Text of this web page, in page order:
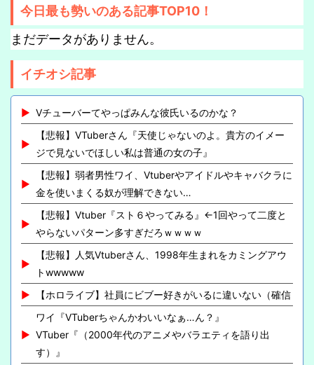
今日最も勢いのある記事TOP10！
まだデータがありません。
イチオシ記事
Vチューバーてやっぱみんな彼氏いるのかな？
【悲報】VTuberさん『天使じゃないのよ。貴方のイメー
ジで見ないでほしい私は普通の女の子』
【悲報】弱者男性ワイ、Vtuberやアイドルやキャバクラに
金を使いまくる奴が理解できない…
【悲報】Vtuber『スト６やってみる』←1回やって二度と
やらないパターン多すぎだろｗｗｗｗ
【悲報】人気Vtuberさん、1998年生まれをカミングアウ
トwwwww
【ホロライブ】社員にビブー好きがいるに違いない（確信
ワイ『VTuberちゃんかわいいなぁ…ん？』
VTuber『（2000年代のアニメやバラエティを語り出
す）』